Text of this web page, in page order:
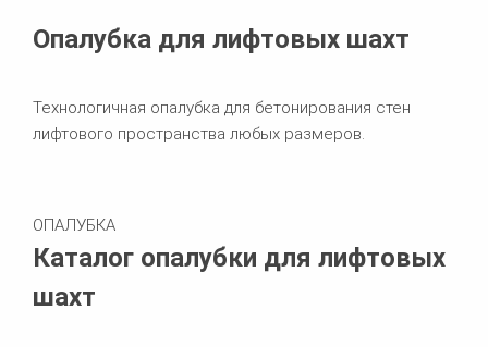
Опалубка для лифтовых шахт
Технологичная опалубка для бетонирования стен
лифтового пространства любых размеров.
ОПАЛУБКА
Каталог опалубки для лифтовых
шахт